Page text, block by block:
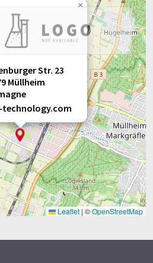
Str. 23
Müllheim
technology.com
×
Leaflet |©OpenStreetMap